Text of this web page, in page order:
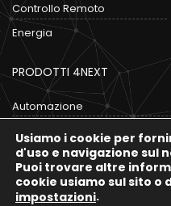
Controllo Remoto
Energia
PRODOTTI 4NEXT
Automazione
Data Logger
Gateway IoT
Moduli I/O
Usiamo i cookie per
d'uso e navigazione sul
Puoi trovare altre
cookie usiamo sul sito o
impostazioni.